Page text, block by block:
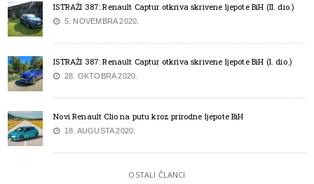
ISTRAŽI 387: Renault Captur otkriva skrivene ljepote BiH (II. dio.)
5. NOVEMBRA 2020.
ISTRAŽI 387: Renault Captur otkriva skrivene ljepote BiH (I. dio.)
28. OKTOBRA 2020.
Novi Renault Clio na putu kroz prirodne ljepote BiH
18. AUGUSTA 2020.
OSTALI ČLANCI